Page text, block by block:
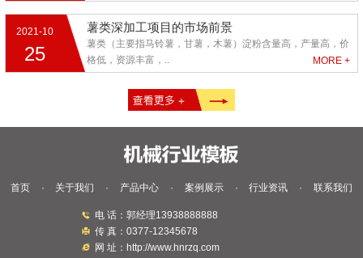
2021-10
25
薯类深加工项目的市场前景
薯类（主要指马铃薯，甘薯，木薯）淀粉含量高，产量高，价
格低，资源丰富，..
MORE +
首页 · 关于我们 · 产品中心 · 案例展示 · 行业资讯 · 联系我们
电 话：郭经理13938888888
传 真：0377-12345678
网 址：http://www.hnrzq.com